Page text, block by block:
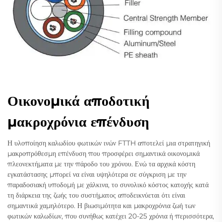
Οικονομικά αποδοτική
μακροχρόνια επένδυση
Η υλοποίηση καλωδίου φωτικών ινών FTTH αποτελεί μια στρατηγική
μακροπρόθεσμη επένδυση που προσφέρει σημαντικά οικονομικά
πλεονεκτήματα με την πάροδο του χρόνου. Ενώ τα αρχικά κόστη
εγκατάστασης μπορεί να είναι υψηλότερα σε σύγκριση με την
παραδοσιακή υποδομή με χάλκινα, το συνολικό κόστος κατοχής κατά
τη διάρκεια της ζωής του συστήματος αποδεικνύεται ότι είναι
σημαντικά χαμηλότερο. Η βιωσιμότητα και μακροχρόνια ζωή των
φωτικών καλωδίων, που συνήθως κατέχει 20-25 χρόνια ή περισσότερα,